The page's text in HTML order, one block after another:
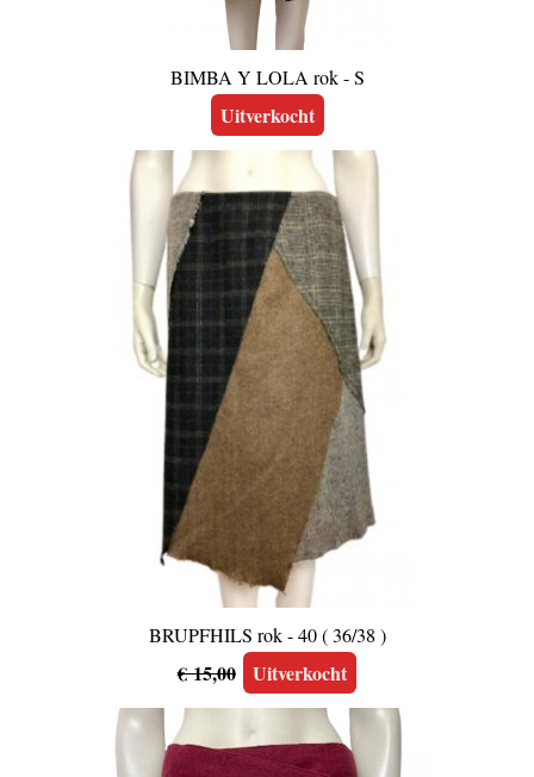
BIMBA Y LOLA rok - S
Uitverkocht
BRUPFHILS rok - 40 ( 36/38 )
€ 15,00 Uitverkocht